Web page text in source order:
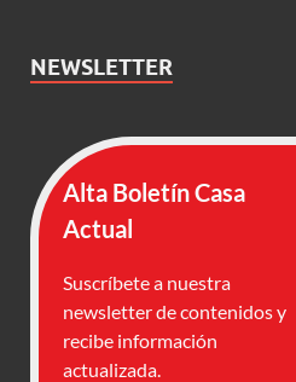
NEWSLETTER
Alta Boletín Casa
Actual
Suscríbete a nuestra
newsletter de contenidos y
recibe información
actualizada.